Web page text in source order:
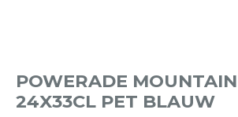
POWERADE
24X33CL PET BLAUW